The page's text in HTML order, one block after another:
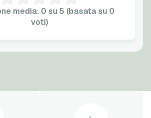
media: 0 su 5 (basata su 0
voti)